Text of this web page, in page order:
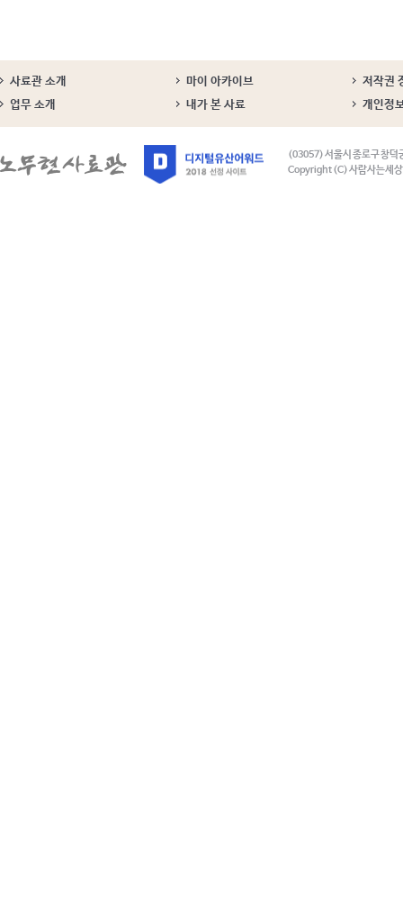
사료관 소개 마이 아카이브
저작권
업무 소개
내가 본 사료 개인정
(03057) 서울시 종로구 창덕
Copyright (C) 사람사는세